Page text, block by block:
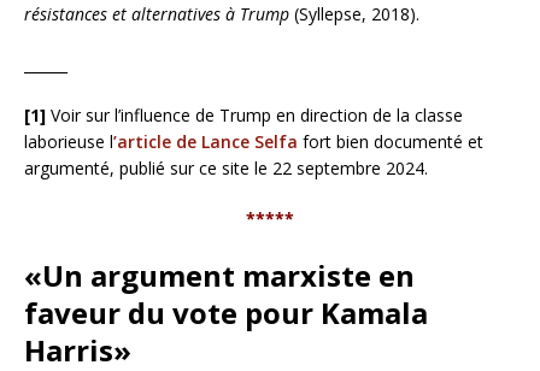
résistances et alternatives à Trump (Syllepse, 2018).
[1] Voir sur l’influence de Trump en direction de la classe
laborieuse l’article de Lance Selfa fort bien documenté et
argumenté, publié sur ce site le 22 septembre 2024.
*****
«Un argument marxiste en
faveur du vote pour Kamala
Harris»